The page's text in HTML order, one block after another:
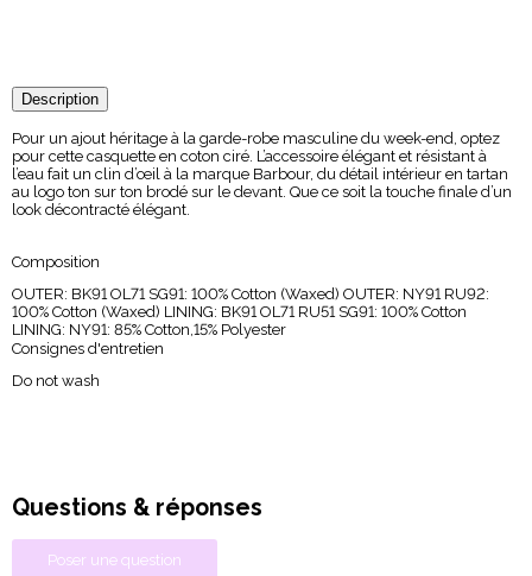
Description
Pour un ajout héritage à la garde-robe masculine du week-end, optez
pour cette casquette en coton ciré. L’accessoire élégant et résistant à
l’eau fait un clin d’œil à la marque Barbour, du détail intérieur en tartan
au logo ton sur ton brodé sur le devant. Que ce soit la touche finale d’un
look décontracté élégant.
Composition
OUTER: BK91 OL71 SG91: 100% Cotton (Waxed) OUTER: NY91 RU92:
100% Cotton (Waxed) LINING: BK91 OL71 RU51 SG91: 100% Cotton
LINING: NY91: 85% Cotton,15% Polyester
Consignes d'entretien
Do not wash
Questions & réponses
Poser une question